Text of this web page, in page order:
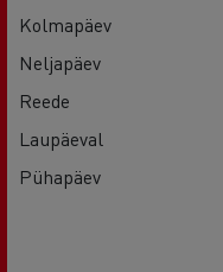
Kolmapäev
Neljapäev
Reede
Laupäeval
Pühapäev